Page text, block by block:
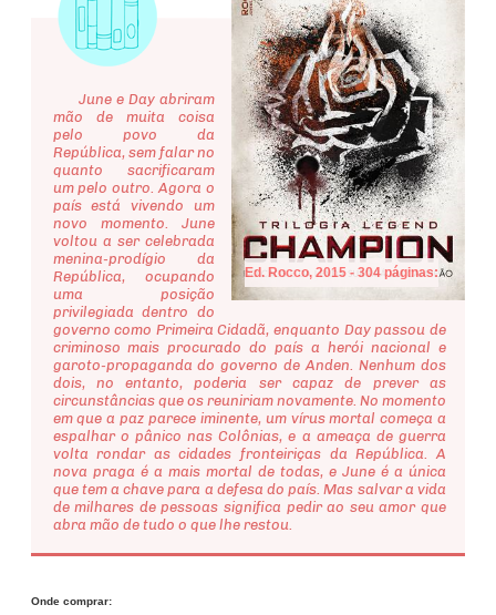
Ed. Rocco, 2015 - 304 páginas:
June e Day abriram
mão de muita coisa
pelo povo da
República, sem falar no
quanto sacrificaram
um pelo outro. Agora o
país está vivendo um
novo momento. June
voltou a ser celebrada
menina-prodígio da
República, ocupando
uma posição
privilegiada dentro do
governo como Primeira Cidadã, enquanto Day passou de
criminoso mais procurado do país a herói nacional e
garoto-propaganda do governo de Anden. Nenhum dos
dois, no entanto, poderia ser capaz de prever as
circunstâncias que os reuniriam novamente. No momento
em que a paz parece iminente, um vírus mortal começa a
espalhar o pânico nas Colônias, e a ameaça de guerra
volta rondar as cidades fronteiriças da República. A
nova praga é a mais mortal de todas, e June é a única
que tem a chave para a defesa do país. Mas salvar a vida
de milhares de pessoas significa pedir ao seu amor que
abra mão de tudo o que lhe restou.
Onde comprar: